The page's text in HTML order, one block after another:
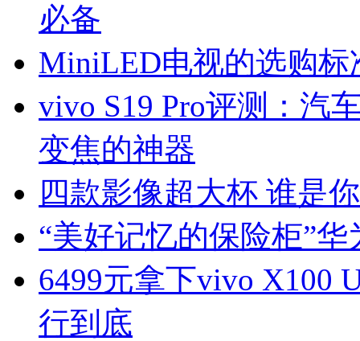
必备
MiniLED电视的选购
vivo S19 Pro评测：汽
变焦的神器
四款影像超大杯 谁是
“美好记忆的保险柜”
6499元拿下vivo X100
行到底